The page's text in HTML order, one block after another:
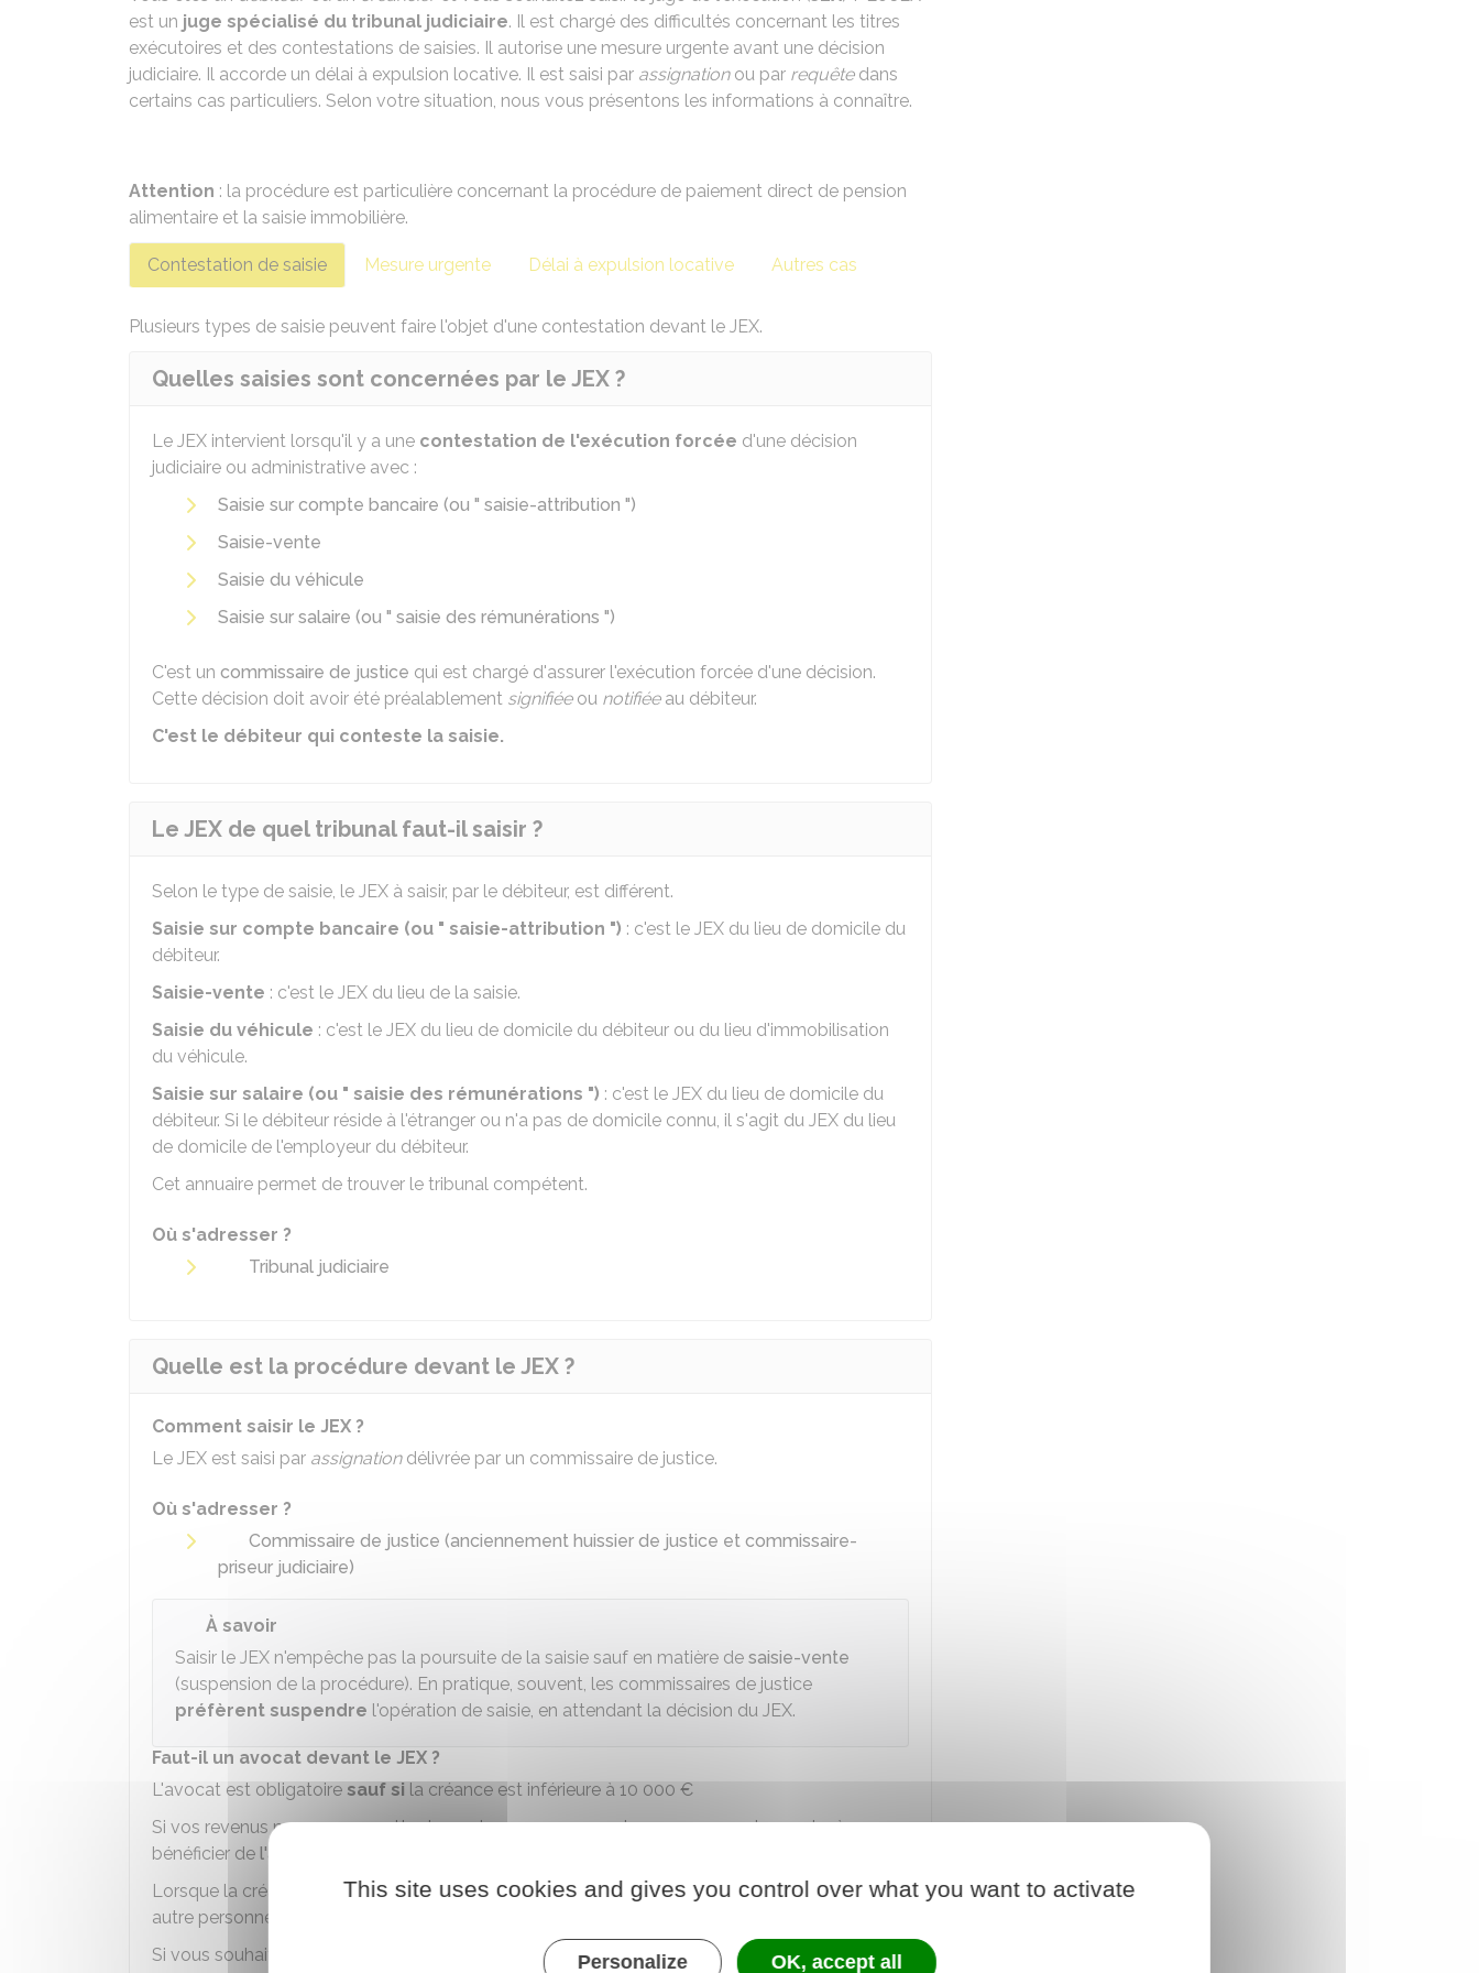
est un juge spécialisé du tribunal judiciaire. Il est chargé des difficultés concernant les titres
exécutoires et des contestations de saisies. Il autorise une mesure urgente avant une décision
judiciaire. Il accorde un délai à expulsion locative. Il est saisi par assignationou par requête dans
certains cas particuliers. Selon votre situation, nous vous présentons les informations à connaître.
Attention : la procédure est particulière concernant la procédure de paiement direct de pension
alimentaire et la saisie immobilière.
Contestation de saisie Mesure urgente Délai à expulsion locative Autres cas
Plusieurs types de saisie peuvent faire l'objet d'une contestation devant le JEX.
Quelles saisies sont concernées par le JEX ?
Le JEX intervient lorsqu'il y a une contestation de l'exécution forcée d'une décision
judiciaire ou administrative avec :
Saisie sur compte bancaire (ou " saisie-attribution ")
Saisie-vente
Saisie du véhicule
Saisie sur salaire (ou " saisie des rémunérations ")
C'est un commissaire de justice qui est chargé d'assurer l'exécution forcée d'une décision.
Cette décision doit avoir été préalablement signifiéeou notifiéeau débiteur.
C'est le débiteur qui conteste la saisie.
Le JEX de quel tribunal faut-il saisir ?
Selon le type de saisie, le JEX à saisir, par le débiteur, est différent.
Saisie sur compte bancaire (ou " saisie-attribution ") : c'est le JEX du lieu de domicile du
débiteur.
Saisie-vente : c'est le JEX du lieu de la saisie.
Saisie du véhicule : c'est le JEX du lieu de domicile du débiteur ou du lieu d'immobilisation
du véhicule.
Saisie sur salaire (ou " saisie des rémunérations ") : c'est le JEX du lieu de domicile du
débiteur. Si le débiteur réside à l'étranger ou n'a pas de domicile connu, il s'agit du JEX du lieu
de domicile de l'employeur du débiteur.
Cet annuaire permet de trouver le tribunal compétent.
Où s'adresser ?
Tribunal judiciaire
Quelle est la procédure devant le JEX ?
Comment saisir le JEX ?
Le JEX est saisi par assignationdélivrée par un commissaire de justice.
Où s'adresser ?
Commissaire de justice (anciennement huissier de justice et commissaire-
priseur judiciaire)
À savoir
Saisir le JEX n'empêche pas la poursuite de la saisie sauf en matière de saisie-vente
(suspension de la procédure). En pratique, souvent, les commissaires de justice
préfèrent suspendre l'opération de saisie, en attendant la décision du JEX.
Faut-il un avocat devant le JEX ?
L'avocat est obligatoire sauf si la créance est inférieure à 10 000 €
Si vos revenus ne vous permettent pas de payer un avocat, vous pouvez demander à
bénéficier de l'aide juridictionnelle
Lorsque la créance est inférieure à 10 000 €, il est possible de se faire représenter par une
autre personne que l'avocat.
Si vous souhaitez vous faire représenter à l'audience par une autre personne, vous pouvez lui
This site uses cookies and gives you control over what you want to activate
Personalize OK, accept all